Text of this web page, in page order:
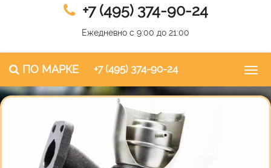
+7 (495) 374-90-24
Ежедневно с 9:00 до 21:00
ПО МАРКЕ +7 (495) 374-90-24